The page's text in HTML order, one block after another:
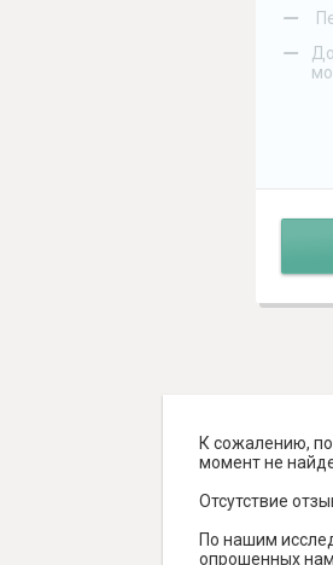
–
–
К сожалению,
момент не
Отсутствие
По нашим
опрошенных